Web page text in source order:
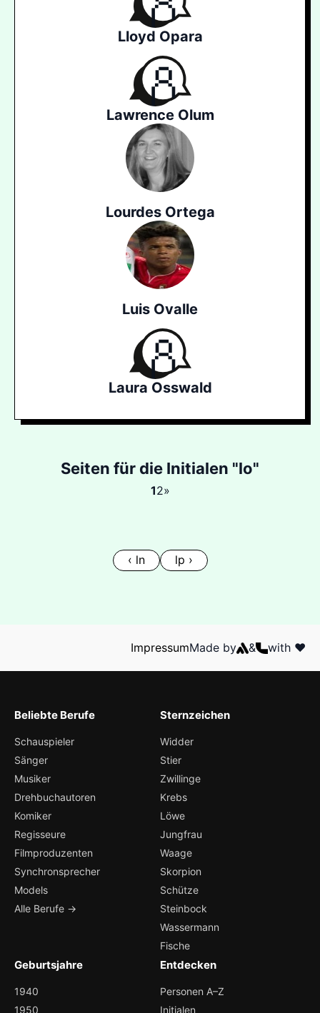
Lloyd Opara
Lawrence Olum
Lourdes Ortega
Luis Ovalle
Laura Osswald
Seiten für die Initialen "lo"
12»
‹ ln lp ›
ImpressumMade by & with ❤️
Beliebte Berufe
Schauspieler
Sänger
Musiker
Drehbuchautoren
Komiker
Regisseure
Filmproduzenten
Synchronsprecher
Models
Alle Berufe →
Sternzeichen
Widder
Stier
Zwillinge
Krebs
Löwe
Jungfrau
Waage
Skorpion
Schütze
Steinbock
Wassermann
Fische
Geburtsjahre
1940
1950
Entdecken
Personen A–Z
Initialen